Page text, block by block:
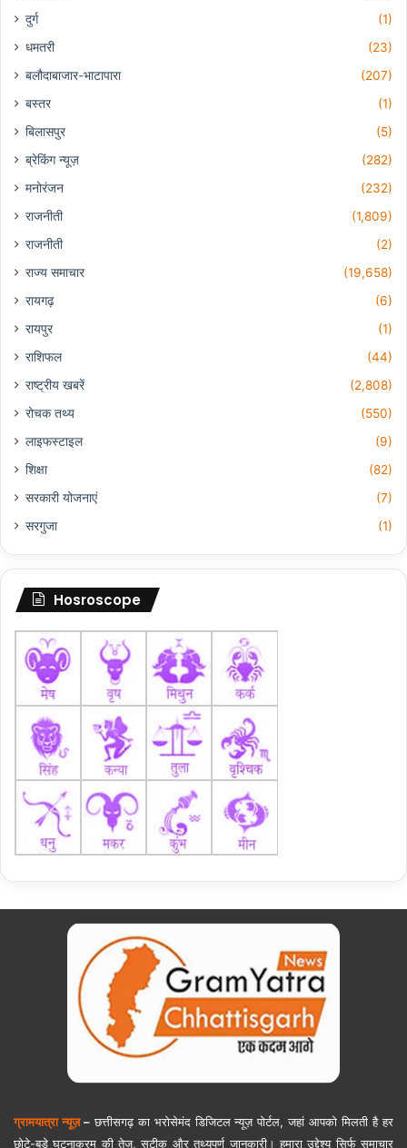
दुर्ग
(1)
धमतरी
(23)
बलौदाबाजार-भाटापारा
(207)
बस्तर
(1)
बिलासपुर
(5)
ब्रेकिंग न्यूज़
(282)
मनोरंजन
(232)
राजनीती
(1,809)
राजनीती
(2)
राज्य समाचार
(19,658)
रायगढ़
(6)
रायपुर
(1)
राशिफल
(44)
राष्ट्रीय खबरें
(2,808)
रोचक तथ्य
(550)
लाइफस्टाइल
(9)
शिक्षा
(82)
सरकारी योजनाएं
(7)
सरगुजा
(1)
Hosroscope
ग्रामयात्रा न्यूज़–छत्तीसगढ़ का भरोसेमंद डिजिटल न्यूज़ पोर्टल, जहां आपको मिलती है हर
छोटे-बड़े घटनाक्रम की तेज़, सटीक और तथ्यपूर्ण जानकारी। हमारा उद्देश्य सिर्फ समाचार